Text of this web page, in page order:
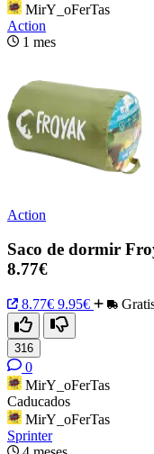
MirY_oFerTas
Action
1 mes
Action
Saco de dormir
8.77€
8.77€ 9.95€
316
0
MirY_oFerTas
Caducados
MirY_oFerTas
Sprinter